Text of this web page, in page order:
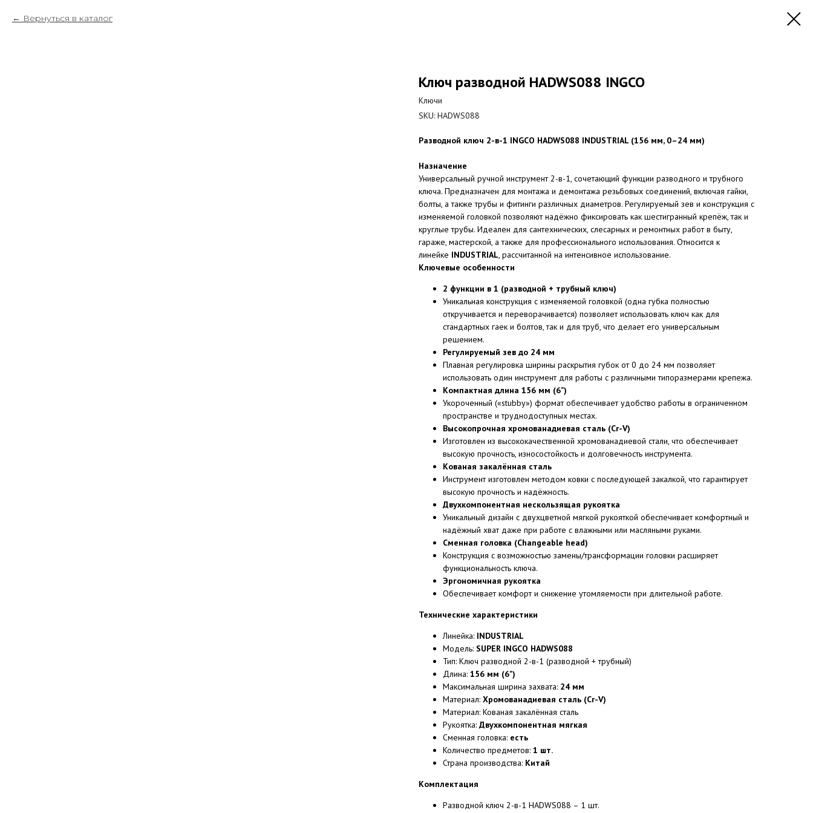
Вернуться в каталог
Ключ разводной HADWS088 INGCO
Ключи
SKU: HADWS088
Разводной ключ 2-в-1 INGCO HADWS088 INDUSTRIAL (156 мм, 0–24 мм)
Назначение
Универсальный ручной инструмент 2-в-1, сочетающий функции разводного и трубного
ключа. Предназначен для монтажа и демонтажа резьбовых соединений, включая гайки,
болты, а также трубы и фитинги различных диаметров. Регулируемый зев и конструкция с
изменяемой головкой позволяют надёжно фиксировать как шестигранный крепёж, так и
круглые трубы. Идеален для сантехнических, слесарных и ремонтных работ в быту,
гараже, мастерской, а также для профессионального использования. Относится к
линейке INDUSTRIAL, рассчитанной на интенсивное использование.
Ключевые особенности
2 функции в 1 (разводной + трубный ключ)
Уникальная конструкция с изменяемой головкой (одна губка полностью
откручивается и переворачивается) позволяет использовать ключ как для
стандартных гаек и болтов, так и для труб, что делает его универсальным
решением.
Регулируемый зев до 24 мм
Плавная регулировка ширины раскрытия губок от 0 до 24 мм позволяет
использовать один инструмент для работы с различными типоразмерами крепежа.
Компактная длина 156 мм (6")
Укороченный («stubby») формат обеспечивает удобство работы в ограниченном
пространстве и труднодоступных местах.
Высокопрочная хромованадиевая сталь (Cr-V)
Изготовлен из высококачественной хромованадиевой стали, что обеспечивает
высокую прочность, износостойкость и долговечность инструмента.
Кованая закалённая сталь
Инструмент изготовлен методом ковки с последующей закалкой, что гарантирует
высокую прочность и надёжность.
Двухкомпонентная нескользящая рукоятка
Уникальный дизайн с двухцветной мягкой рукояткой обеспечивает комфортный и
надёжный хват даже при работе с влажными или масляными руками.
Сменная головка (Changeable head)
Конструкция с возможностью замены/трансформации головки расширяет
функциональность ключа.
Эргономичная рукоятка
Обеспечивает комфорт и снижение утомляемости при длительной работе.
Технические характеристики
Линейка: INDUSTRIAL
Модель: SUPER INGCO HADWS088
Тип: Ключ разводной 2-в-1 (разводной + трубный)
Длина: 156 мм (6")
Максимальная ширина захвата: 24 мм
Материал: Хромованадиевая сталь (Cr-V)
Материал: Кованая закалённая сталь
Рукоятка: Двухкомпонентная мягкая
Сменная головка: есть
Количество предметов: 1 шт.
Страна производства: Китай
Комплектация
Разводной ключ 2-в-1 HADWS088 – 1 шт.